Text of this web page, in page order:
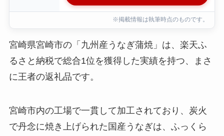
※掲載情報は執筆時点のものです。
宮崎県宮崎市の「九州産うなぎ蒲焼」は、楽天ふ
るさと納税で総合1位を獲得した実績を持つ、まさ
に王者の返礼品です。
宮崎市内の工場で一貫して加工されており、炭火
で丹念に焼き上げられた国産うなぎは、ふっくら